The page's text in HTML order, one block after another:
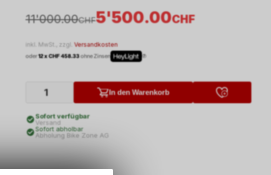
5'500.00CHF
11'000.00CHF
inkl. MwSt., zzgl. Versandkosten
oder12 x CHF 458.33ohne Zinsen
In den Warenkorb
Sofort verfügbar
Versand
Sofort abholbar
Abholung Bike Zone AG